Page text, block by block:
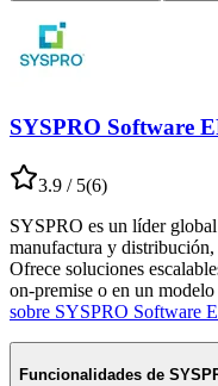
SYSPRO Software
3.9 / 5(6)
SYSPRO es un líder
manufactura y distribución,
Ofrece soluciones
on-premise o en un
sobre SYSPRO Software
Funcionalidades de